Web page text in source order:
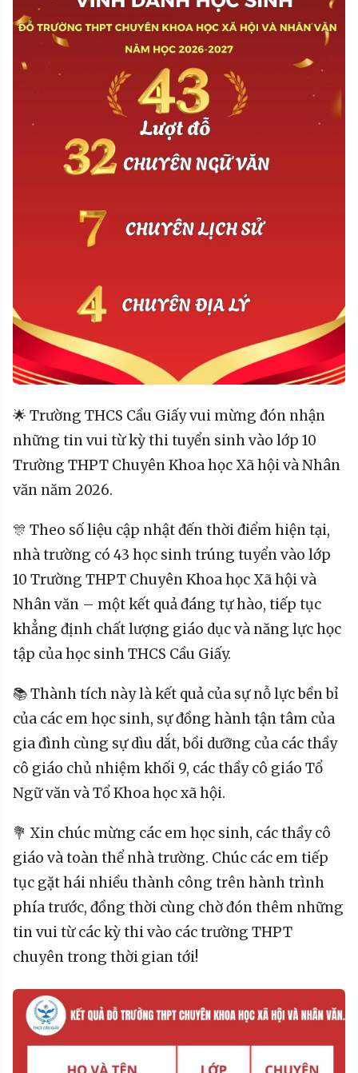
🌟 Trường THCS Cầu Giấy vui mừng đón nhận
những tin vui từ kỳ thi tuyển sinh vào lớp 10
Trường THPT Chuyên Khoa học Xã hội và Nhân
văn năm 2026.
🎊 Theo số liệu cập nhật đến thời điểm hiện tại,
nhà trường có 43 học sinh trúng tuyển vào lớp
10 Trường THPT Chuyên Khoa học Xã hội và
Nhân văn – một kết quả đáng tự hào, tiếp tục
khẳng định chất lượng giáo dục và năng lực học
tập của học sinh THCS Cầu Giấy.
📚 Thành tích này là kết quả của sự nỗ lực bền bỉ
của các em học sinh, sự đồng hành tận tâm của
gia đình cùng sự dìu dắt, bồi dưỡng của các thầy
cô giáo chủ nhiệm khối 9, các thầy cô giáo Tổ
Ngữ văn và Tổ Khoa học xã hội.
💐 Xin chúc mừng các em học sinh, các thầy cô
giáo và toàn thể nhà trường. Chúc các em tiếp
tục gặt hái nhiều thành công trên hành trình
phía trước, đồng thời cùng chờ đón thêm những
tin vui từ các kỳ thi vào các trường THPT
chuyên trong thời gian tới!